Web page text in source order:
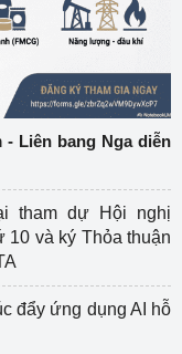
Liên bang Nga diễn
tham dự Hội nghị
và ký Thỏa thuận
đẩy ứng dụng AI hỗ